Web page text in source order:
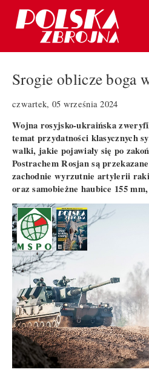
Srogie oblicze boga
czwartek, 05 września 2024
Wojna rosyjsko-ukraińska
temat przydatności klasycznych
walki, jakie pojawiały się po
Postrachem Rosjan są
zachodnie wyrzutnie artylerii
oraz samobieżne haubice 155